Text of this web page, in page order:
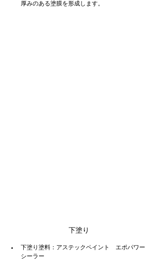
厚みのある塗膜を形成します。
下塗り
下塗り塗料：アステックペイント　エポパワー
シーラー